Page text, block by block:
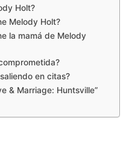
Holt?
Melody Holt?
la mamá de Melody
en citas?
& Marriage: Huntsville”